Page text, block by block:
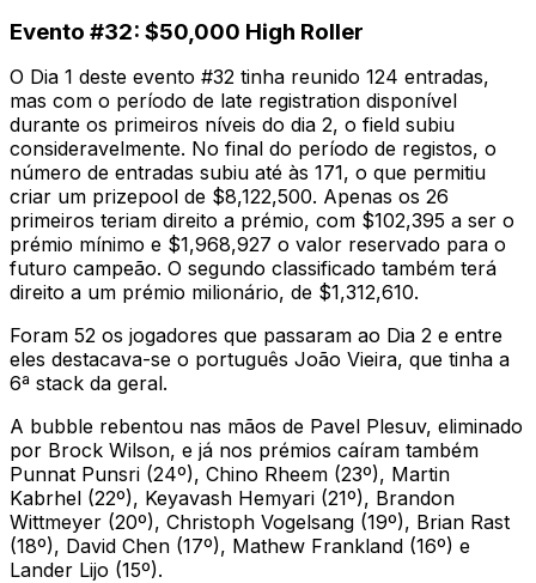
Evento #32: $50,000 High Roller
O Dia 1 deste evento #32 tinha reunido 124 entradas,
mas com o período de late registration disponível
durante os primeiros níveis do dia 2, o field subiu
consideravelmente. No final do período de registos, o
número de entradas subiu até às 171, o que permitiu
criar um prizepool de $8,122,500. Apenas os 26
primeiros teriam direito a prémio, com $102,395 a ser o
prémio mínimo e $1,968,927 o valor reservado para o
futuro campeão. O segundo classificado também terá
direito a um prémio milionário, de $1,312,610.
Foram 52 os jogadores que passaram ao Dia 2 e entre
eles destacava-se o português João Vieira, que tinha a
6ª stack da geral.
A bubble rebentou nas mãos de Pavel Plesuv, eliminado
por Brock Wilson, e já nos prémios caíram também
Punnat Punsri (24º), Chino Rheem (23º), Martin
Kabrhel (22º), Keyavash Hemyari (21º), Brandon
Wittmeyer (20º), Christoph Vogelsang (19º), Brian Rast
(18º), David Chen (17º), Mathew Frankland (16º) e
Lander Lijo (15º).